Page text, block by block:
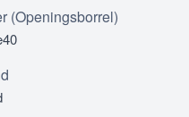
(Openingsborrel)